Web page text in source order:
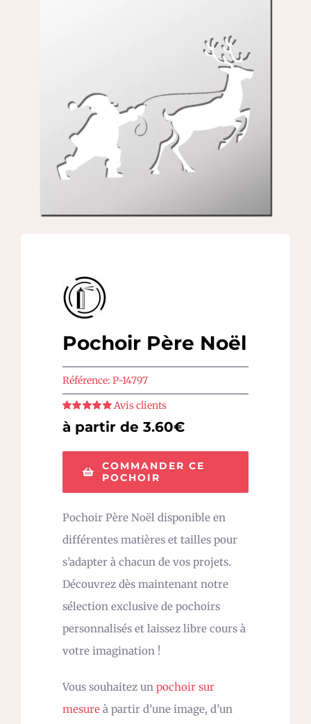
Pochoir Père Noël
Référence: P-14797
Note sur 5
Avis clients
à partir de 3.60€
COMMANDER CE
POCHOIR
Pochoir Père Noël disponible en
différentes matières et tailles pour
s’adapter à chacun de vos projets.
Découvrez dès maintenant notre
sélection exclusive de pochoirs
personnalisés et laissez libre cours à
votre imagination !
Vous souhaitez un pochoir sur
mesure à partir d’une image, d’un